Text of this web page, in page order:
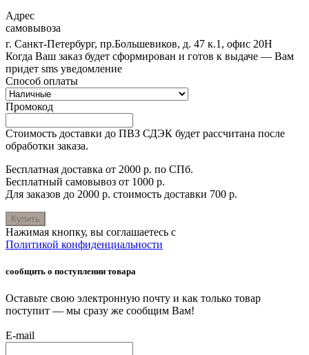
Адрес
самовывоза
г. Санкт-Петербург, пр.Большевиков, д. 47 к.1, офис 20Н
Когда Ваш заказ будет сформирован и готов к выдаче — Вам
придет sms уведомление
Способ оплаты
Промокод
Стоимость доставки до ПВЗ СДЭК будет рассчитана после
обработки заказа.
Бесплатная доставка от 2000 р. по СПб.
Бесплатный самовывоз от 1000 р.
Для заказов до 2000 р. стоимость доставки 700 р.
Купить
Нажимая кнопку, вы соглашаетесь с
Политикой конфиденциальности
сообщить о поступлении товара
Оставьте свою электронную почту и как только товар
поступит — мы сразу же сообщим Вам!
E-mail